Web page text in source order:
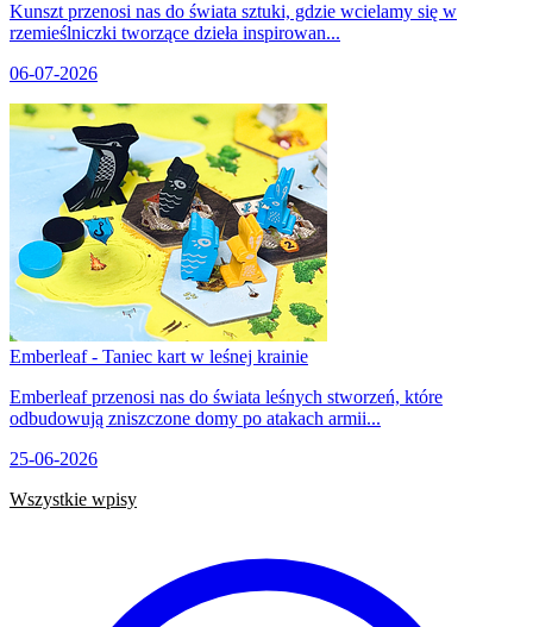
Kunszt przenosi nas do świata sztuki, gdzie wcielamy się w
rzemieślniczki tworzące dzieła inspirowan...
06-07-2026
Emberleaf - Taniec kart w leśnej krainie
Emberleaf przenosi nas do świata leśnych stworzeń, które
odbudowują zniszczone domy po atakach armii...
25-06-2026
Wszystkie wpisy